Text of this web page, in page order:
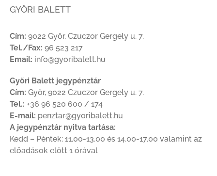
GYŐRI BALETT
Cím: 9022 Győr, Czuczor Gergely u. 7.
Tel./Fax: 96 523 217
Email: info@gyoribalett.hu
Győri Balett jegypénztár
Cím: Győr, 9022 Czuczor Gergely u. 7.
Tel.: +36 96 520 600 / 174
E-mail: penztar@gyoribalett.hu
A jegypénztár nyitva tartása:
Kedd – Péntek: 11.00-13.00 és 14.00-17.00 valamint az
előadások előtt 1 órával